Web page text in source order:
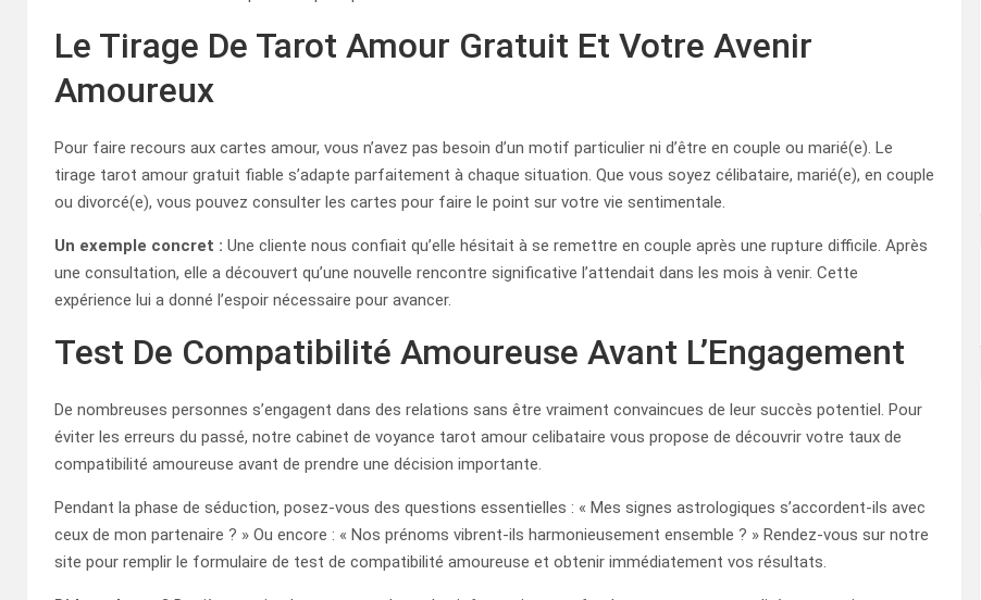
Le Tirage De Tarot Amour Gratuit Et Votre Avenir
Amoureux
Pour faire recours aux cartes amour, vous n’avez pas besoin d’un motif particulier ni d’être en couple ou marié(e). Le
tirage tarot amour gratuit fiable s’adapte parfaitement à chaque situation. Que vous soyez célibataire, marié(e), en couple
ou divorcé(e), vous pouvez consulter les cartes pour faire le point sur votre vie sentimentale.
Un exemple concret : Une cliente nous confiait qu’elle hésitait à se remettre en couple après une rupture difficile. Après
une consultation, elle a découvert qu’une nouvelle rencontre significative l’attendait dans les mois à venir. Cette
expérience lui a donné l’espoir nécessaire pour avancer.
Test De Compatibilité Amoureuse Avant L’Engagement
De nombreuses personnes s’engagent dans des relations sans être vraiment convaincues de leur succès potentiel. Pour
éviter les erreurs du passé, notre cabinet de voyance tarot amour celibataire vous propose de découvrir votre taux de
compatibilité amoureuse avant de prendre une décision importante.
Pendant la phase de séduction, posez-vous des questions essentielles : « Mes signes astrologiques s’accordent-ils avec
ceux de mon partenaire ? » Ou encore : « Nos prénoms vibrent-ils harmonieusement ensemble ? » Rendez-vous sur notre
site pour remplir le formulaire de test de compatibilité amoureuse et obtenir immédiatement vos résultats.